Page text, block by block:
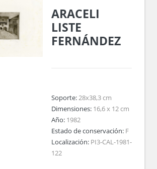
ARACELI
LISTE
FERNÁNDEZ
Soporte:28x38,3 cm
Dimensiones: 16,6 x 12 cm
Año: 1982
Estado de conservación: F
Localización: PI3-CAL-1981-
122